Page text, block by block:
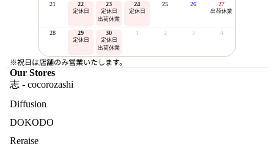
21 22
定休日
23
定休日
出荷休業
24
定休日
25 26 27
出荷休業
28 29
定休日
30
定休日
出荷休業
1 2 3 4
※祝日は店舗のみ営業いたします。
Our Stores
志 - cocorozashi
Diffusion
DOKODO
Reraise